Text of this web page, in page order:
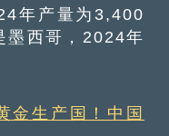
年产量为3,400
墨西哥，2024年
金生产国！中国